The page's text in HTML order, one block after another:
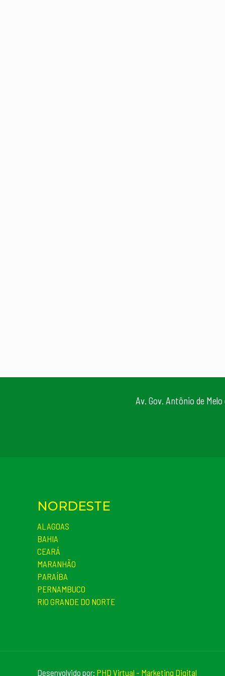
Av. Gov. Antônio de
NORDESTE
ALAGOAS
BAHIA
CEARÁ
MARANHÃO
PARAÍBA
PERNAMBUCO
RIO GRANDE DO NORTE
Desenvolvido por: PHD Virtual - Marketing Digital